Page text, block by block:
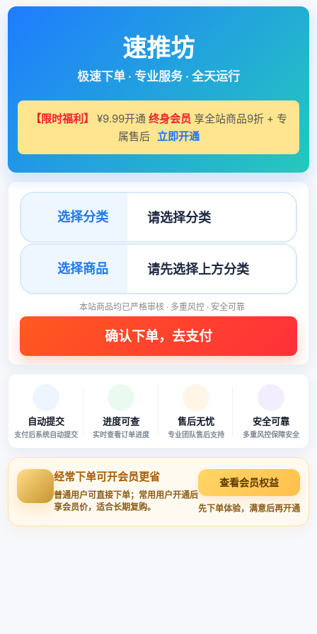
速推坊
极速下单 · 专业服务 · 全天运行
【限时福利】 ¥9.99开通 终身会员 享全站商品9折 + 专
属售后 立即开通
选择分类
选择商品
本站商品均已严格审核 · 多重风控 · 安全可靠
自动提交
支付后系统自动提交
进度可查
实时查看订单进度
售后无忧
专业团队售后支持
安全可靠
多重风控保障安全
经常下单可开会员更省
普通用户可直接下单；常用用户开通后
享会员价，适合长期复购。
查看会员权益
先下单体验，满意后再开通